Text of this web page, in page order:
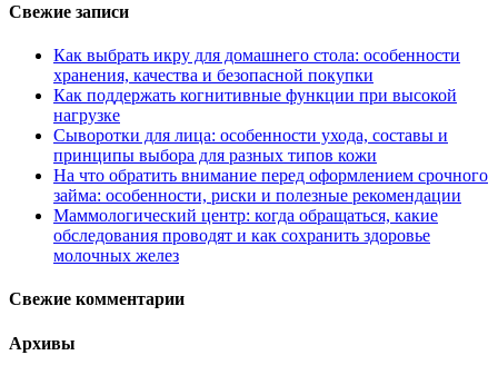
Свежие записи
Как выбрать икру для домашнего стола: особенности
хранения, качества и безопасной покупки
Как поддержать когнитивные функции при высокой
нагрузке
Сыворотки для лица: особенности ухода, составы и
принципы выбора для разных типов кожи
На что обратить внимание перед оформлением срочного
займа: особенности, риски и полезные рекомендации
Маммологический центр: когда обращаться, какие
обследования проводят и как сохранить здоровье
молочных желез
Свежие комментарии
Архивы